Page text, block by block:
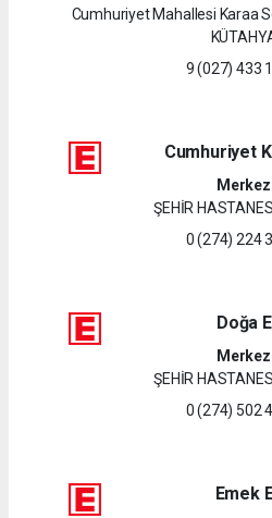
Cumhuriyet Mahallesi Karaa
9 (027) 433
Cumhuriyet
Merkez
ŞEHİR
0 (274) 224
Doğa
Merkez
ŞEHİR
0 (274) 502
Emek